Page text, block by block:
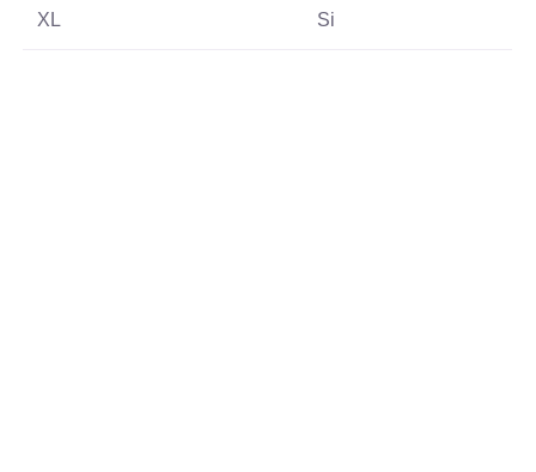
XL Si